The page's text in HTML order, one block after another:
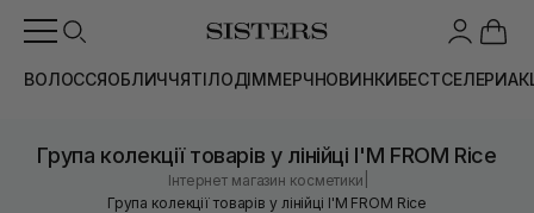
ВОЛОССЯОБЛИЧЧЯТІЛОДІММЕРЧНОВИНКИБЕСТСЕЛЕРИ
Група колекції товарів у лінійці I'M FROM Rice
Інтернет магазин косметики
Група колекції товарів у лінійці I'M FROM Rice